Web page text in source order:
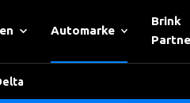
Automarke
Brink